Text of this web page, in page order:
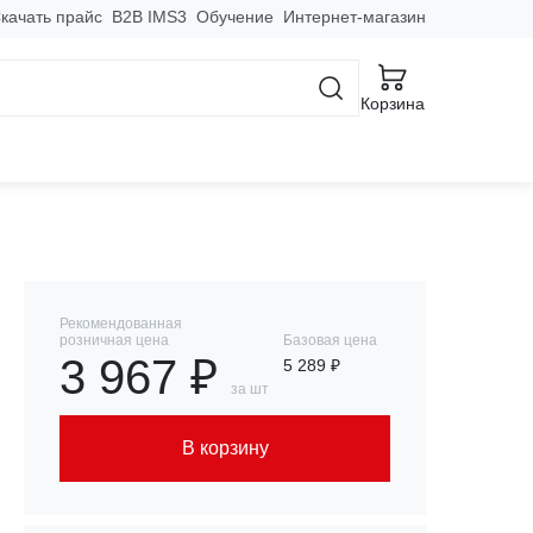
прайс B2B IMS3 Обучение Интернет-магазин
Корзина
Углы лестничные
мм EKF
Рекомендованная
розничная цена
3 967 ₽ за шт
Базовая цена
5 289 ₽
В корзину